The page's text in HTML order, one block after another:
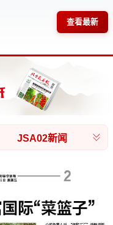
查看最新
JSA02新闻